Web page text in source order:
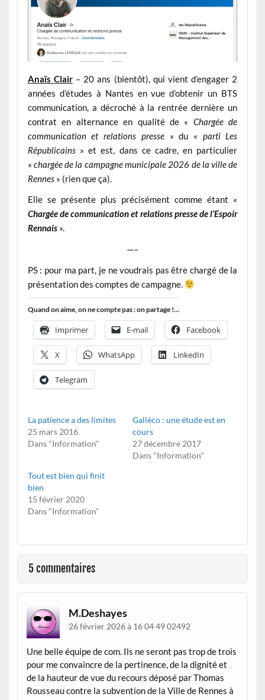
Anaïs Clair– 20 ans (bientôt), qui vient d’engager 2
années d’études à Nantes en vue d’obtenir un BTS
communication, a décroché à la rentrée dernière un
contrat en alternance en qualité de « Chargée de
communication et relations presse» du « parti Les
Républicains » et est, dans ce cadre, en particulier
« chargée de la campagne municipale 2026 de la ville de
Rennes» (rien que ça).
Elle se présente plus précisément comme étant «
Chargée de communication et relations presse de l’Espoir
Rennais».
—–
PS : pour ma part, je ne voudrais pas être chargé de la
présentation des comptes de campagne.
Quand on aime, on ne compte pas : on partage !...
Imprimer E-mail Facebook
X WhatsApp LinkedIn
Telegram
La patience a des limites
25 mars 2016
Dans "Information"
Galléco : une étude est en
cours
27 décembre 2017
Dans "Information"
Tout est bien qui finit
bien
15 février 2020
Dans "Information"
5 commentaires
M.Deshayes
26 février 2026 à 16 04 49 02492
Une belle équipe de com. Ils ne seront pas trop de trois
pour me convaincre de la pertinence, de la dignité et
de la hauteur de vue du recours déposé par Thomas
Rousseau contre la subvention de la Ville de Rennes à